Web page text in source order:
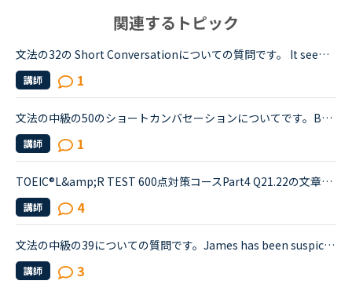
関連するトピック
文法の32の Short Conversationについての質問です。 It seems like Daniel and Olivia are distracted by the street noises this evening.Olivia What's the matter? You are thinking about something, aren't...
講師 1
文法の中級の50のショートカンバセーションについてです。Benjamin's son called him at his law firm while he was busy having a meeting. Benjamin &quot;What did my son say?&quot; Secretary &quot;He sai...
講師 1
TOEIC®️L&amp;R TEST 600点対策コースPart4 Q21.22の文章でわからないことがあります。文章は以下の通りです。When you move, you should try to tell banks and credit card companies your new address at leas...
講師 4
文法の中級の39についての質問です。James has been suspicious about Andrew's strange behavior lately.James「 Frankly, I don't know why you are still going to that farm. You were only going there for ...
講師 3